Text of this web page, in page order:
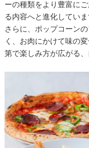
ーの種類をより豊富に
る内容へと進化していま
さらに、ポップコーン
く、お肉にかけて味の
第で楽しみ方が広がる